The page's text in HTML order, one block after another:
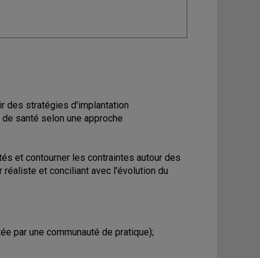
des stratégies d'implantation
santé selon une approche
et contourner les contraintes autour des
réaliste et conciliant avec l'évolution du
par une communauté de pratique);